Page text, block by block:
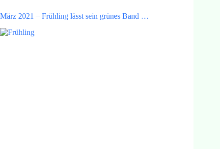
März 2021 – Frühling lässt sein grünes Band …